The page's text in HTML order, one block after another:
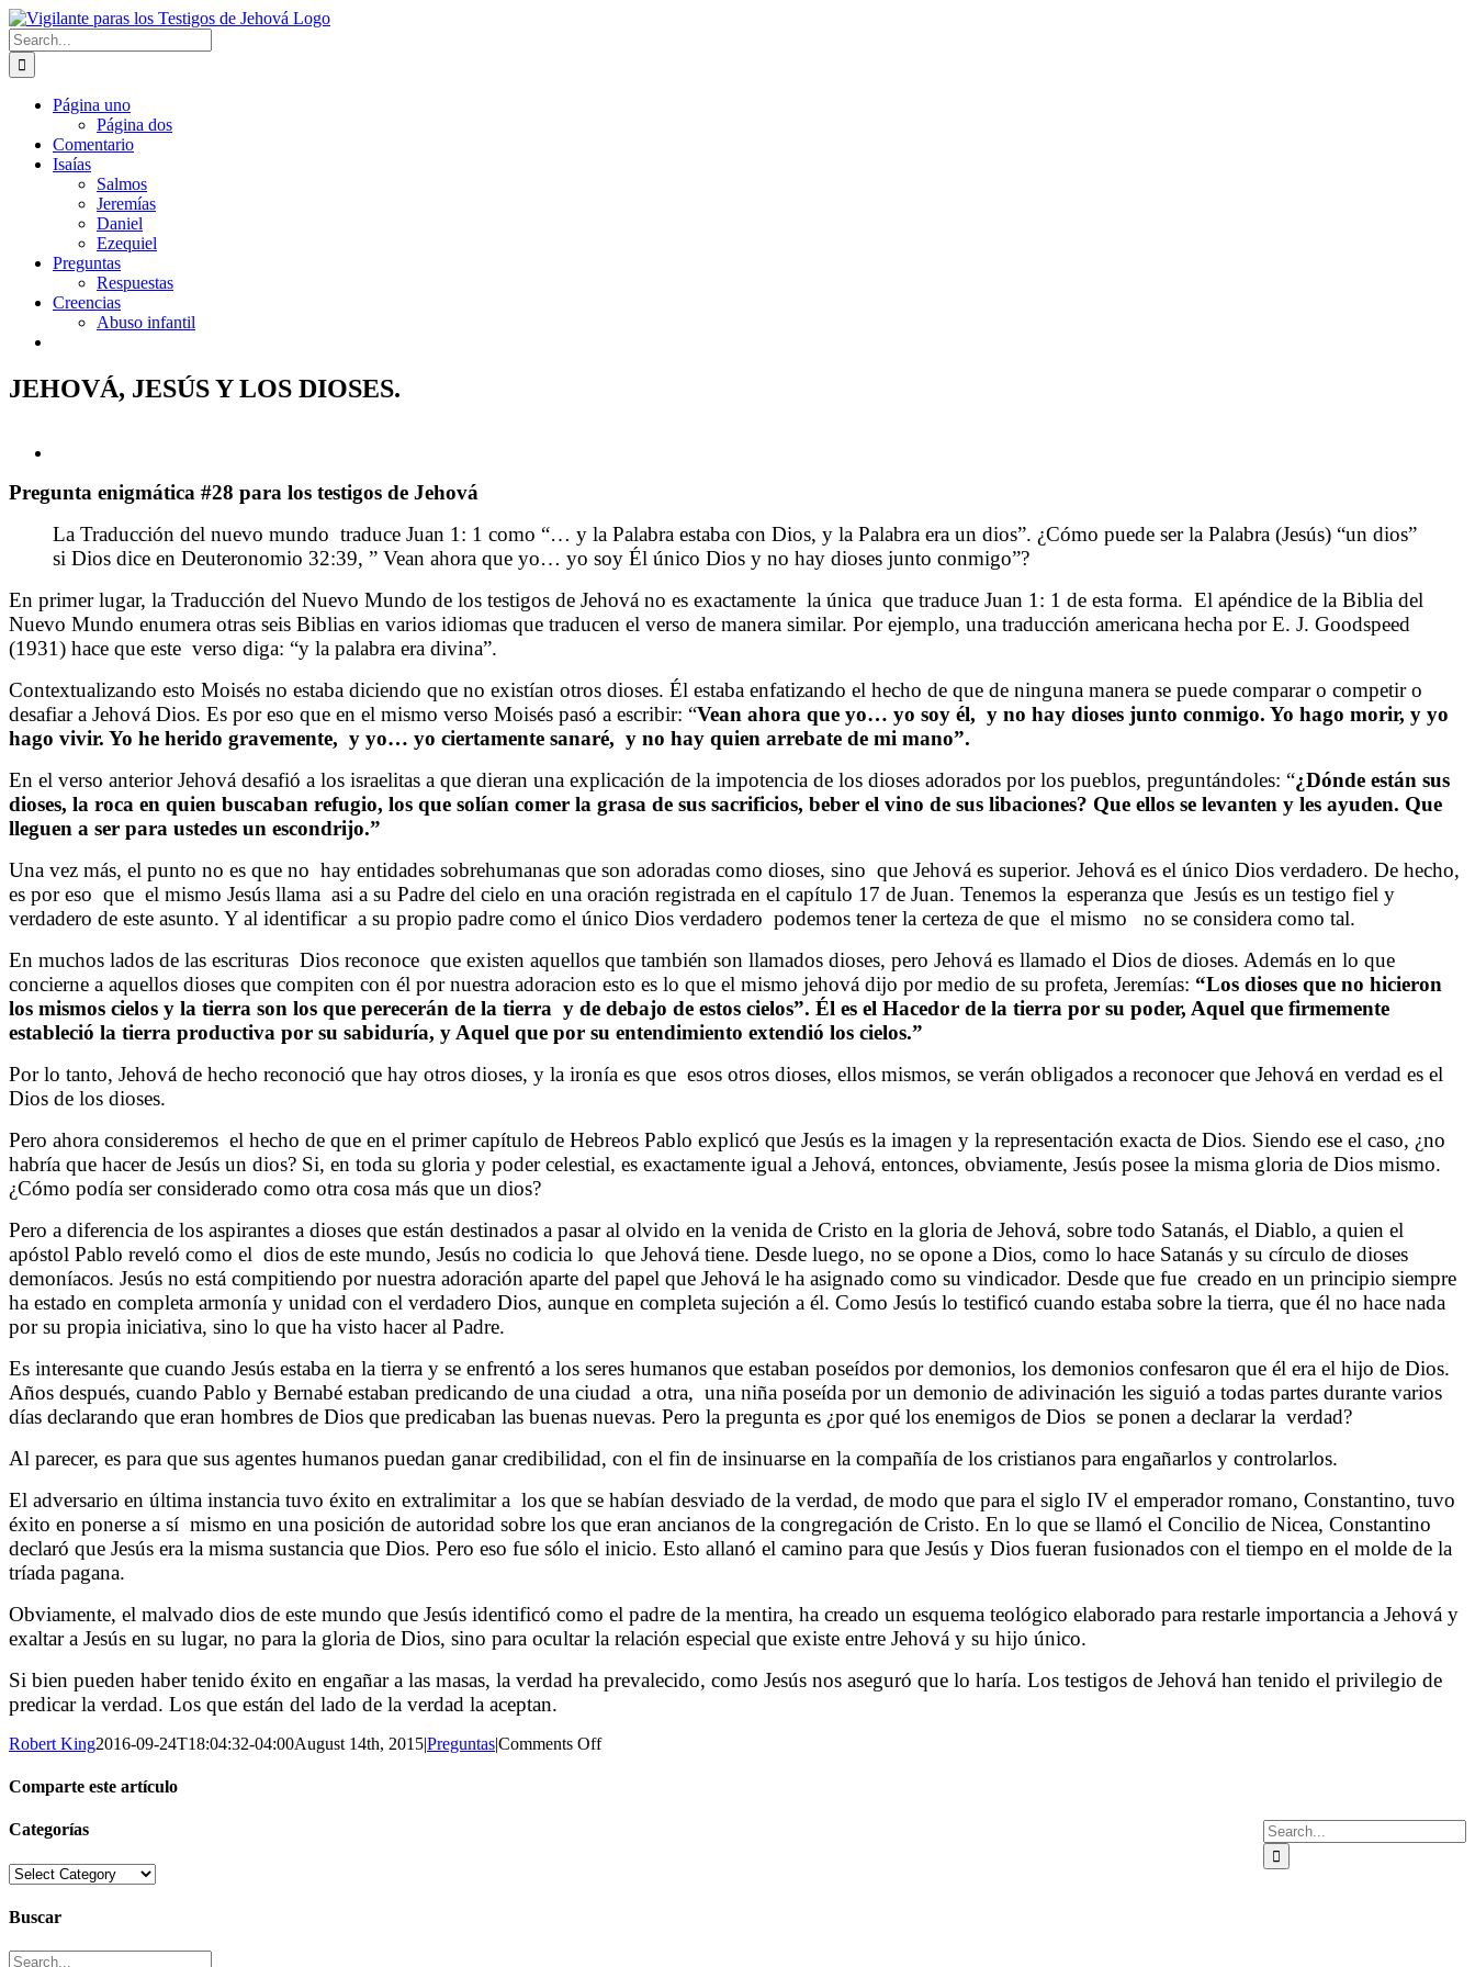
Skip
to
content
Search
for:
Página uno
Página dos
Comentario
Isaías
Salmos
Jeremías
Daniel
Ezequiel
Preguntas
Respuestas
Creencias
Abuso infantil
JEHOVÁ, JESÚS Y LOS DIOSES.
Image
Pregunta enigmática #28 para los testigos de Jehová
La Traducción del nuevo mundo traduce Juan 1: 1 como “… y la Palabra estaba con Dios, y la Palabra era un dios”. ¿Cómo puede ser la Palabra (Jesús) “un dios”
si Dios dice en Deuteronomio 32:39, ” Vean ahora que yo… yo soy Él único Dios y no hay dioses junto conmigo”?
En primer lugar, la Traducción del Nuevo Mundo de los testigos de Jehová no es exactamente la única que traduce Juan 1: 1 de esta forma. El apéndice de la Biblia del
Nuevo Mundo enumera otras seis Biblias en varios idiomas que traducen el verso de manera similar. Por ejemplo, una traducción americana hecha por E. J. Goodspeed
(1931) hace que este verso diga: “y la palabra era divina”.
Contextualizando esto Moisés no estaba diciendo que no existían otros dioses. Él estaba enfatizando el hecho de que de ninguna manera se puede comparar o competir o
desafiar a Jehová Dios. Es por eso que en el mismo verso Moisés pasó a escribir: “Vean ahora que yo… yo soy él, y no hay dioses junto conmigo. Yo hago morir, y yo
hago vivir. Yo he herido gravemente, y yo… yo ciertamente sanaré, y no hay quien arrebate de mi mano”.
En el verso anterior Jehová desafió a los israelitas a que dieran una explicación de la impotencia de los dioses adorados por los pueblos, preguntándoles: “¿Dónde están sus
dioses, la roca en quien buscaban refugio, los que solían comer la grasa de sus sacrificios, beber el vino de sus libaciones? Que ellos se levanten y les ayuden. Que
lleguen a ser para ustedes un escondrijo.”
Una vez más, el punto no es que no hay entidades sobrehumanas que son adoradas como dioses, sino que Jehová es superior. Jehová es el único Dios verdadero. De hecho,
es por eso que el mismo Jesús llama asi a su Padre del cielo en una oración registrada en el capítulo 17 de Juan. Tenemos la esperanza que Jesús es un testigo fiel y
verdadero de este asunto. Y al identificar a su propio padre como el único Dios verdadero podemos tener la certeza de que el mismo
no se considera como tal.
En muchos lados de las escrituras Dios reconoce que existen aquellos que también son llamados dioses, pero Jehová es llamado el Dios de dioses. Además en lo que
concierne a aquellos dioses que compiten con él por nuestra adoracion esto es lo que el mismo jehová dijo por medio de su profeta, Jeremías: “Los dioses que no hicieron
los mismos cielos y la tierra son los que perecerán de la tierra y de debajo de estos cielos”. Él es el Hacedor de la tierra por su poder, Aquel que firmemente
estableció la tierra productiva por su sabiduría, y Aquel que por su entendimiento extendió los cielos.”
Por lo tanto, Jehová de hecho reconoció que hay otros dioses, y la ironía es que esos otros dioses, ellos mismos, se verán obligados a reconocer que Jehová en verdad es el
Dios de los dioses.
Pero ahora consideremos el hecho de que en el primer capítulo de Hebreos Pablo explicó que Jesús es la imagen y la representación exacta de Dios. Siendo ese el caso, ¿no
habría que hacer de Jesús un dios? Si, en toda su gloria y poder celestial, es exactamente igual a Jehová, entonces, obviamente, Jesús posee la misma gloria de Dios mismo.
¿Cómo podía ser considerado como otra cosa más que un dios?
Pero a diferencia de los aspirantes a dioses que están destinados a pasar al olvido en la venida de Cristo en la gloria de Jehová, sobre todo Satanás, el Diablo, a quien el
apóstol Pablo reveló como el dios de este mundo, Jesús no codicia lo que Jehová tiene. Desde luego, no se opone a Dios, como lo hace Satanás y su círculo de dioses
demoníacos. Jesús no está compitiendo por nuestra adoración aparte del papel que Jehová le ha asignado como su vindicador. Desde que fue creado en un principio siempre
ha estado en completa armonía y unidad con el verdadero Dios, aunque en completa sujeción a él. Como Jesús lo testificó cuando estaba sobre la tierra, que él no hace nada
por su propia iniciativa, sino lo que ha visto hacer al Padre.
Es interesante que cuando Jesús estaba en la tierra y se enfrentó a los seres humanos que estaban poseídos por demonios, los demonios confesaron que él era el hijo de Dios.
Años después, cuando Pablo y Bernabé estaban predicando de una ciudad a otra, una niña poseída por un demonio de adivinación les siguió a todas partes durante varios
días declarando que eran hombres de Dios que predicaban las buenas nuevas. Pero la pregunta es ¿por qué los enemigos de Dios se ponen a declarar la verdad?
Al parecer, es para que sus agentes humanos puedan ganar credibilidad, con el fin de insinuarse en la compañía de los cristianos para engañarlos y controlarlos.
El adversario en última instancia tuvo éxito en extralimitar a los que se habían desviado de la verdad, de modo que para el siglo IV el emperador romano, Constantino, tuvo
éxito en ponerse a sí mismo en una posición de autoridad sobre los que eran ancianos de la congregación de Cristo. En lo que se llamó el Concilio de Nicea, Constantino
declaró que Jesús era la misma sustancia que Dios. Pero eso fue sólo el inicio. Esto allanó el camino para que Jesús y Dios fueran fusionados con el tiempo en el molde de la
tríada pagana.
Obviamente, el malvado dios de este mundo que Jesús identificó como el padre de la mentira, ha creado un esquema teológico elaborado para restarle importancia a Jehová y
exaltar a Jesús en su lugar, no para la gloria de Dios, sino para ocultar la relación especial que existe entre Jehová y su hijo único.
Si bien pueden haber tenido éxito en engañar a las masas, la verdad ha prevalecido, como Jesús nos aseguró que lo haría. Los testigos de Jehová han tenido el privilegio de
predicar la verdad. Los que están del lado de la verdad la aceptan.
Robert King2016-09-24T18:04:32-04:00August 14th, 2015|Preguntas|Comments Offon
Comparte este artículo
Facebook
X
Reddit
Tumblr
Pinterest
Vk
Email
Search
for:
Categorías
Categorías
Buscar
Search